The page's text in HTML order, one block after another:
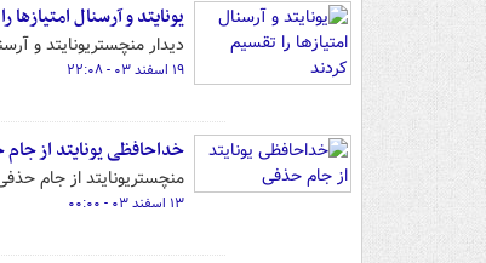
یونایتد و آرسنال امتیازها
دیدار منچستریونایتد و
۱۹ اسفند ۰۳ - ۲۲:۰۸
خداحافظی یونایتد از
منچستریونایتد از جام
۱۳ اسفند ۰۳ - ۰۰:۰۰